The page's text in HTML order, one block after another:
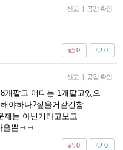
신고 | 공감 확인
0
0
신고 | 공감 확인
개팔고 어디는 1개팔고있으
야하나?싶을거같긴함
제는 아닌거라고보고
뿐ㅋㅋ
0
0